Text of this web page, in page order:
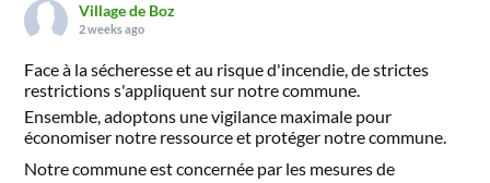
Village de Boz
2 weeks ago
Face à la sécheresse et au risque d'incendie, de strictes
restrictions s'appliquent sur notre commune.
Ensemble, adoptons une vigilance maximale pour
économiser notre ressource et protéger notre commune.
Notre commune est concernée par les mesures de